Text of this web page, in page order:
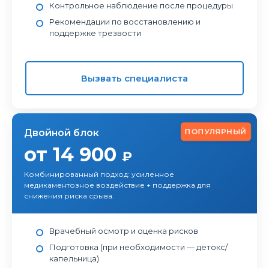
Контрольное наблюдение после процедуры
Рекомендации по восстановлению и
поддержке трезвости
Вызвать специалиста
ПОПУЛЯРНЫЙ
Двойной блок
от 14 900 ₽
Комбинированный подход: усиленное
медикаментозное воздействие + поддержка для
снижения риска срыва.
Врачебный осмотр и оценка рисков
Подготовка (при необходимости — детокс/
капельница)